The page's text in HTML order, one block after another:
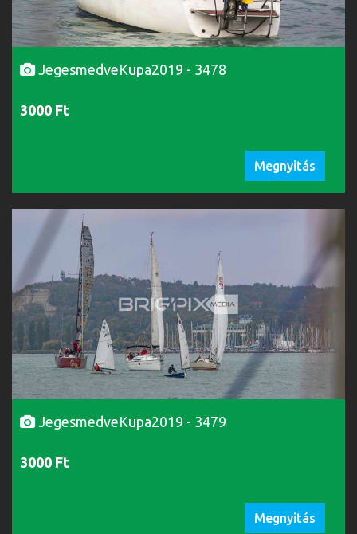
JegesmedveKupa2019 - 3478
3000 Ft
Megnyitás
JegesmedveKupa2019 - 3479
3000 Ft
Megnyitás